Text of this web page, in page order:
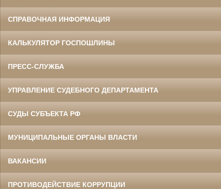
СПРАВОЧНАЯ ИНФОРМАЦИЯ
КАЛЬКУЛЯТОР ГОСПОШЛИНЫ
ПРЕСС-СЛУЖБА
УПРАВЛЕНИЕ СУДЕБНОГО ДЕПАРТАМЕНТА
СУДЫ СУБЪЕКТА РФ
МУНИЦИПАЛЬНЫЕ ОРГАНЫ ВЛАСТИ
ВАКАНСИИ
ПРОТИВОДЕЙСТВИЕ КОРРУПЦИИ